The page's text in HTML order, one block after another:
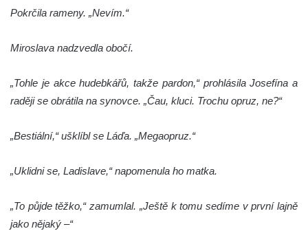
Pokrčila rameny. „Nevím.“
Miroslava nadzvedla obočí.
„Tohle je akce hudebkářů, takže pardon,“ prohlásila Josefína a
raději se obrátila na synovce. „Čau, kluci. Trochu opruz, ne?“
„Bestiální,“ ušklíbl se Láďa. „Megaopruz.“
„Uklidni se, Ladislave,“ napomenula ho matka.
„To půjde těžko,“ zamumlal. „Ještě k tomu sedíme v první lajně
jako nějaký –“